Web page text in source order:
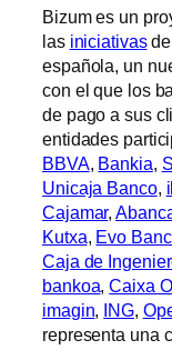
Bizum es un
las iniciativasde
española, un
con el que los
de pago a sus
entidades
BBVA, Bankia,
Unicaja Banco,
Cajamar,
Kutxa, Evo
Caja de
bankoa,Caixa
imagin, ING,
representa una